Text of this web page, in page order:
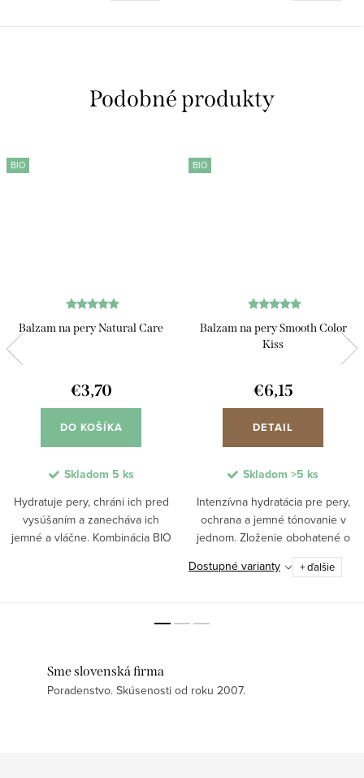
BIO
Balzam na pery Natural Care
€3,70
DO KOŠÍKA
Skladom 5 ks
Hydratuje pery, chráni ich pred
vysúšaním a zanecháva ich
jemné a vláčne. Kombinácia BIO
BIO
Balzam na pery Smooth Color
Kiss
€6,15
DETAIL
Skladom >5 ks
Intenzívna hydratácia pre pery,
ochrana a jemné tónovanie v
jednom. Zloženie obohatené o
vitamín E, BIO oleje, kakaové a
bambucké maslo poskytuje
Dostupné varianty + ďalšie
Sme slovenská firma
Poradenstvo. Skúsenosti od roku 2007.